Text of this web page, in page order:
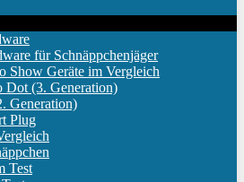
für Schnäppchenjäger
Show Geräte im Vergleich
Dot (3. Generation)
Generation)
Plug
Test